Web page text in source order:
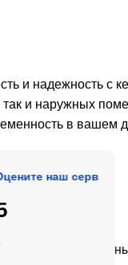
и надежность
и наружных
в
наш сервис
★★★★★
Очень приятные